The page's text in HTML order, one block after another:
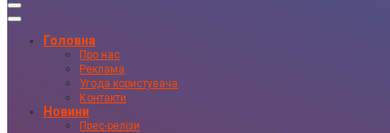
Головна
Про нас
Реклама
Угода користувача
Контакти
Новини
Прес-релізи